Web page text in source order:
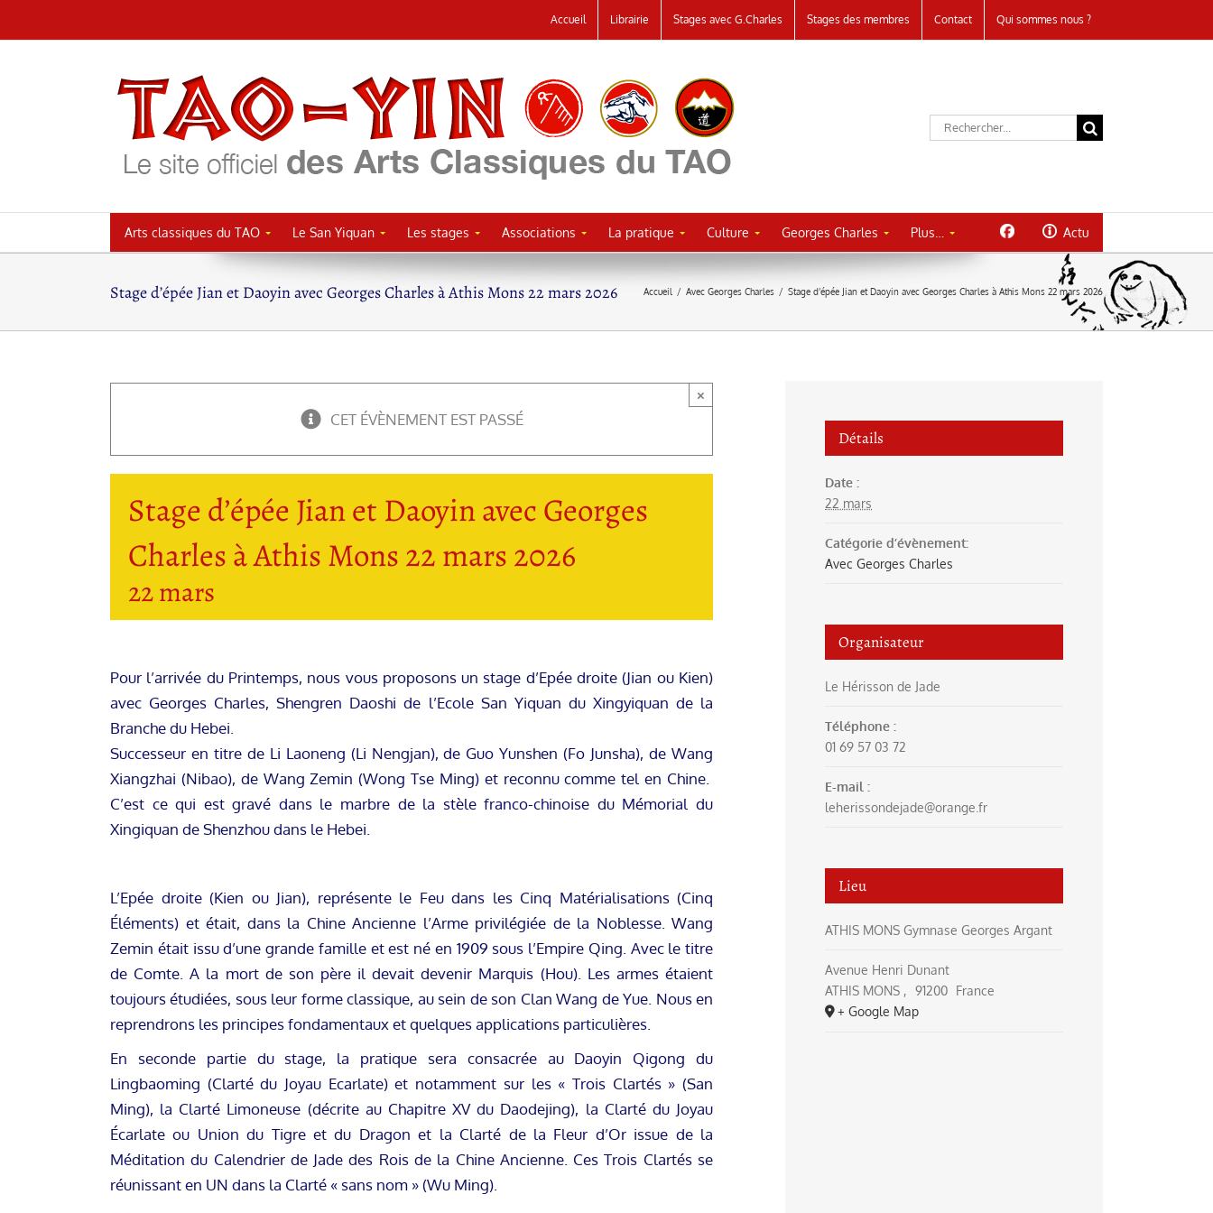
au
Accueil Librairie Stages avec G.Charles Stages des membres Contact Qui sommes nous ?
Rechercher:
Arts classiques du TAO Le San Yiquan Les stages Associations La pratique Culture Georges Charles Plus… Actu
Stage d’épée Jian et Daoyin avec Georges Charles à Athis Mons 22 mars 2026 Accueil / Avec Georges Charles / Stage d’épée Jian et Daoyin avec Georges Charles à Athis Mons 22 mars 2026
CET ÉVÈNEMENT EST PASSÉ
×
Stage d’épée Jian et Daoyin avec Georges
Charles à Athis Mons 22 mars 2026
22 mars
Pour l’arrivée du Printemps, nous vous proposons un stage d’Epée droite (Jian ou Kien)
avec Georges Charles, Shengren Daoshi de l’Ecole San Yiquan du Xingyiquan de la
Branche du Hebei.
Successeur en titre de Li Laoneng (Li Nengjan), de Guo Yunshen (Fo Junsha), de Wang
Xiangzhai (Nibao), de Wang Zemin (Wong Tse Ming) et reconnu comme tel en Chine.
C’est ce qui est gravé dans le marbre de la stèle franco-chinoise du Mémorial du
Xingiquan de Shenzhou dans le Hebei.
L’Epée droite (Kien ou Jian), représente le Feu dans les Cinq Matérialisations (Cinq
Éléments) et était, dans la Chine Ancienne l’Arme privilégiée de la Noblesse. Wang
Zemin était issu d’une grande famille et est né en 1909 sous l’Empire Qing. Avec le titre
de Comte. A la mort de son père il devait devenir Marquis (Hou). Les armes étaient
toujours étudiées, sous leur forme classique, au sein de son Clan Wang de Yue. Nous en
reprendrons les principes fondamentaux et quelques applications particulières.
En seconde partie du stage, la pratique sera consacrée au Daoyin Qigong du
Lingbaoming (Clarté du Joyau Ecarlate) et notamment sur les « Trois Clartés » (San
Ming), la Clarté Limoneuse (décrite au Chapitre XV du Daodejing), la Clarté du Joyau
Écarlate ou Union du Tigre et du Dragon et la Clarté de la Fleur d’Or issue de la
Méditation du Calendrier de Jade des Rois de la Chine Ancienne. Ces Trois Clartés se
réunissant en UN dans la Clarté « sans nom » (Wu Ming).
Détails
Date :
22 mars
Catégorie d’évènement:
Avec Georges Charles
Organisateur
Le Hérisson de Jade
Téléphone :
01 69 57 03 72
E-mail :
leherissondejade@orange.fr
Lieu
ATHIS MONS Gymnase Georges Argant
Avenue Henri Dunant
ATHIS MONS , 91200
France
+ Google Map